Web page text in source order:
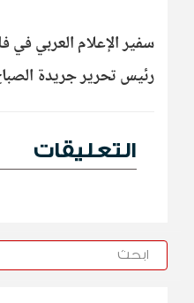
سفير الإعلام العربي في
رئيس تحرير جريدة
التعليقات